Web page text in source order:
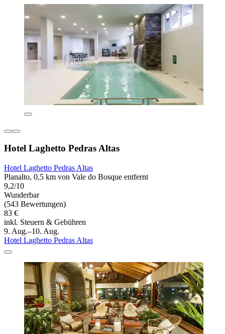
Hotel Laghetto Pedras Altas
Hotel Laghetto Pedras Altas
Planalto, 0,5 km von Vale do Bosque entfernt
9,2/10
Wunderbar
(543 Bewertungen)
83 €
inkl. Steuern & Gebühren
9. Aug.–10. Aug.
Hotel Laghetto Pedras Altas